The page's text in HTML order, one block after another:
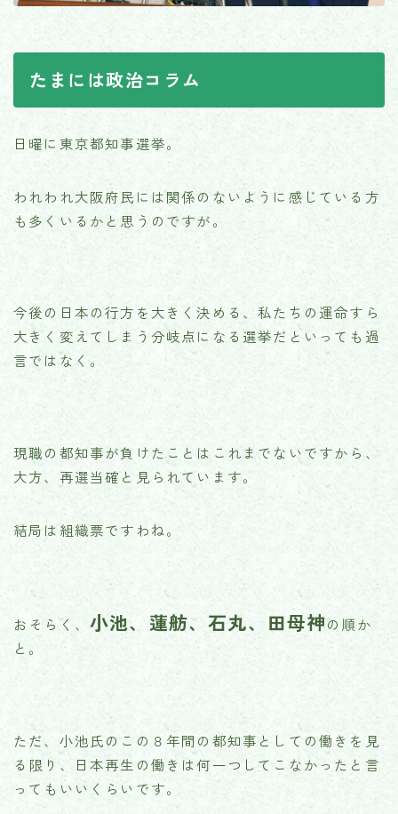
たまには政治コラム
日曜に東京都知事選挙。
われわれ大阪府民には関係のないように感じている方
も多くいるかと思うのですが。
今後の日本の行方を大きく決める、私たちの運命すら
大きく変えてしまう分岐点になる選挙だといっても過
言ではなく。
現職の都知事が負けたことはこれまでないですから、
大方、再選当確と見られています。
結局は組織票ですわね。
おそらく、 小池、蓮舫、石丸、田母神の順か
と。
ただ、小池氏のこの８年間の都知事としての働きを見
る限り、日本再生の働きは何一つしてこなかったと言
ってもいいくらいです。